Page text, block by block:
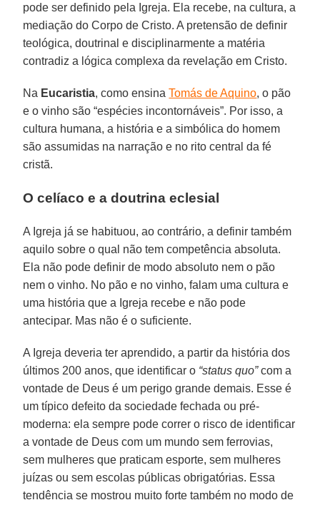
pode ser definido pela Igreja. Ela recebe, na cultura, a
mediação do Corpo de Cristo. A pretensão de definir
teológica, doutrinal e disciplinarmente a matéria
contradiz a lógica complexa da revelação em Cristo.
Na Eucaristia, como ensinaTomás de Aquino, o pão
e o vinho são “espécies incontornáveis”. Por isso, a
cultura humana, a história e a simbólica do homem
são assumidas na narração e no rito central da fé
cristã.
O celíaco e a doutrina eclesial
A Igreja já se habituou, ao contrário, a definir também
aquilo sobre o qual não tem competência absoluta.
Ela não pode definir de modo absoluto nem o pão
nem o vinho. No pão e no vinho, falam uma cultura e
uma história que a Igreja recebe e não pode
antecipar. Mas não é o suficiente.
A Igreja deveria ter aprendido, a partir da história dos
últimos 200 anos, que identificar o “status quo”com a
vontade de Deus é um perigo grande demais. Esse é
um típico defeito da sociedade fechada ou pré-
moderna: ela sempre pode correr o risco de identificar
a vontade de Deus com um mundo sem ferrovias,
sem mulheres que praticam esporte, sem mulheres
juízas ou sem escolas públicas obrigatórias. Essa
tendência se mostrou muito forte também no modo de